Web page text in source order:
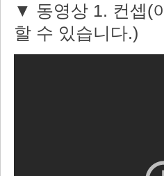
▼ 동영상 1. 컨셉(
할 수 있습니다.)